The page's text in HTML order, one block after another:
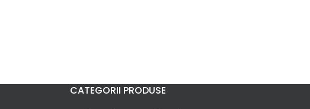
CATEGORII PRODUSE